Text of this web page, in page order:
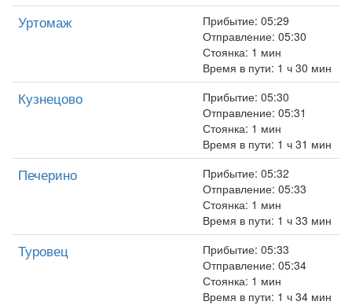
Уртомаж
Прибытие: 05:29
Отправление: 05:30
Стоянка: 1 мин
Время в пути: 1 ч 30 мин
Кузнецово
Прибытие: 05:30
Отправление: 05:31
Стоянка: 1 мин
Время в пути: 1 ч 31 мин
Печерино
Прибытие: 05:32
Отправление: 05:33
Стоянка: 1 мин
Время в пути: 1 ч 33 мин
Туровец
Прибытие: 05:33
Отправление: 05:34
Стоянка: 1 мин
Время в пути: 1 ч 34 мин